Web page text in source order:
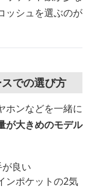
ッシュを選ぶのが
での選び方
ホンなどを一緒に
が大きめのモデル
が良い
ンポケットの2気